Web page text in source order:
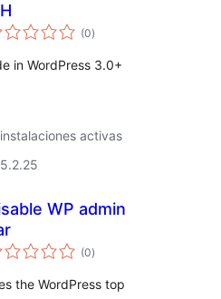
(0evaluación
total
)
in WordPress 3.0+
activas
WP admin
(0evaluación
total
)
the WordPress top